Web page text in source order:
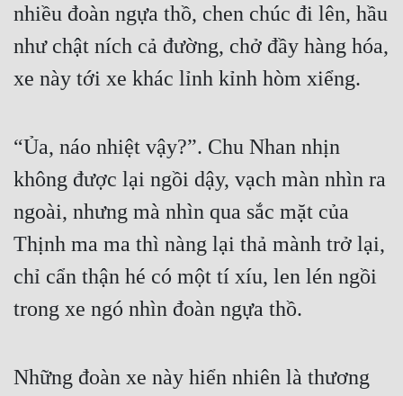
nhiều đoàn ngựa thồ, chen chúc đi lên, hầu
như chật ních cả đường, chở đầy hàng hóa,
xe này tới xe khác lỉnh kỉnh hòm xiểng.
“Ủa, náo nhiệt vậy?”. Chu Nhan nhịn
không được lại ngồi dậy, vạch màn nhìn ra
ngoài, nhưng mà nhìn qua sắc mặt của
Thịnh ma ma thì nàng lại thả mành trở lại,
chỉ cẩn thận hé có một tí xíu, len lén ngồi
trong xe ngó nhìn đoàn ngựa thồ.
Những đoàn xe này hiển nhiên là thương